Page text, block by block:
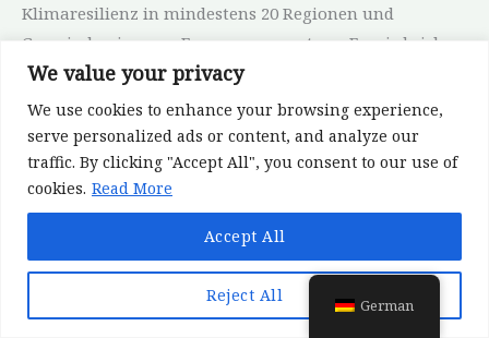
We value your privacy
We use cookies to enhance your browsing experience,
serve personalized ads or content, and analyze our
traffic. By clicking "Accept All", you consent to our use of
cookies. Read More
Reject All
Accept All
Klimaresilienz in mindestens 20 Regionen und
Gemeinden in ganz Europa umzusetzen. Es wird sich
mit den komplexen Herausforderungen befassen, die
mit der Entwicklung und Ausweitung klimaresilienter
Maßnahmen verbunden sind, und diese für jedermann
zugänglich und verständlich machen, wobei den
häufig anzutreffenden sozialen, politischen und
wirtschaftlichen Hindernissen besondere
Aufmerksamkeit gewidmet wird.
German